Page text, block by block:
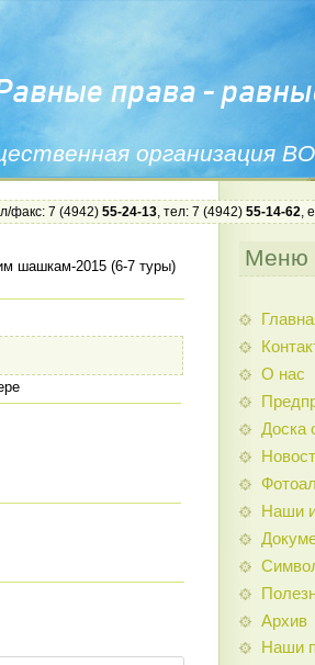
организация
факс: 7 (4942) 55-24-13, тел: 7 (4942) 55-14-62,
шашкам-2015 (6-7 туры)
Меню
О нас
Доска
Наши
Архив
Наши